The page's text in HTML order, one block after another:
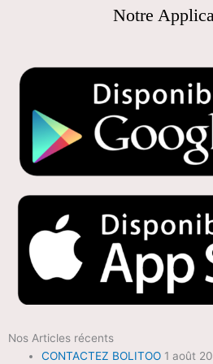
Notre
Nos Articles récents
CONTACTEZ BOLITOO 1 août